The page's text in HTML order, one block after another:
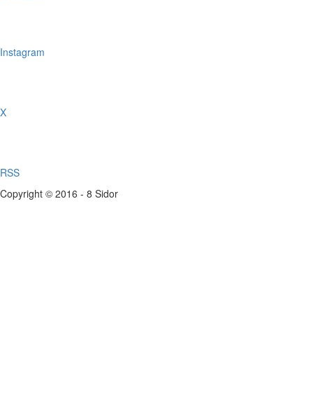
Instagram
X
RSS
Copyright © 2016 - 8 Sidor